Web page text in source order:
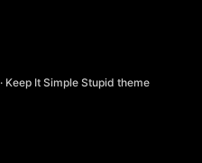
· Keep It Simple Stupid theme